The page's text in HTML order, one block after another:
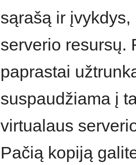
sąrašą ir
serverio resursų.
paprastai
suspaudžiama į
virtualaus
Pačią kopiją